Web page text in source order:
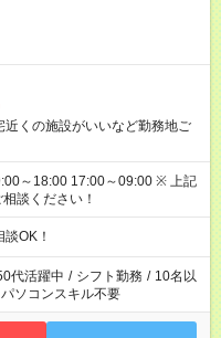
くの施設がいいなど勤務地ご
18:00 17:00～09:00 ※ 上記
談ください！
OK！
代活躍中 / シフト勤務 / 10名以
パソコンスキル不要